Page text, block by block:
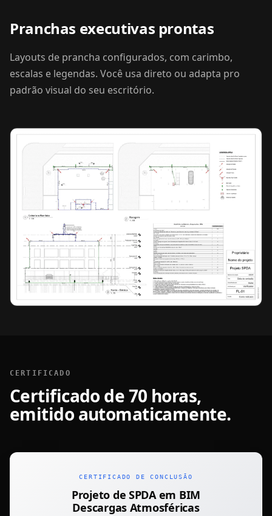
Pranchas executivas prontas
Layouts de prancha configurados, com carimbo,
escalas e legendas. Você usa direto ou adapta pro
padrão visual do seu escritório.
CERTIFICADO
Certificado de 70 horas,
emitido automaticamente.
CERTIFICADO DE CONCLUSÃO
Projeto de SPDA em BIM
Descargas Atmosféricas